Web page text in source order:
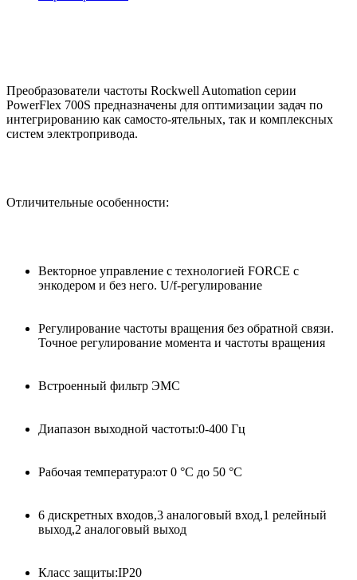
Преобразователи частоты Rockwell Automation серии
PowerFlex 700S предназначены для оптимизации задач по
интегрированию как самосто-ятельных, так и комплексных
систем электропривода.
Отличительные особенности:
Векторное управление с технологией FORCE с
энкодером и без него. U/f-регулирование
Регулирование частоты вращения без обратной связи.
Точное регулирование момента и частоты вращения
Встроенный фильтр ЭМС
Диапазон выходной частоты:0-400 Гц
Рабочая температура:от 0 °C до 50 °C
6 дискретных входов,3 аналоговый вход,1 релейный
выход,2 аналоговый выход
Класс защиты:IP20